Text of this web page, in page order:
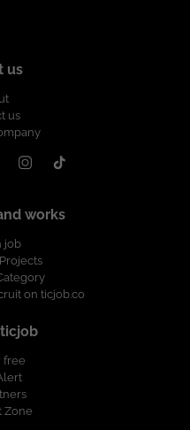
us
us
works
job
on ticjob.co
free
Zone